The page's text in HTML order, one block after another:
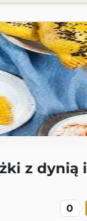
z dynią i
0